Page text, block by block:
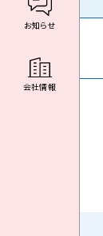
お知らせ
会社情報